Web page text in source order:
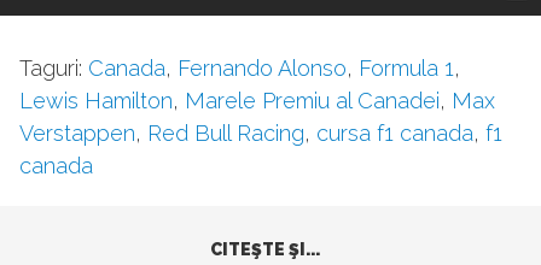
Taguri: Canada, Fernando Alonso, Formula 1,
Lewis Hamilton, Marele Premiu al Canadei, Max
Verstappen, Red Bull Racing, cursa f1 canada, f1
canada
CITEŞTE ŞI...